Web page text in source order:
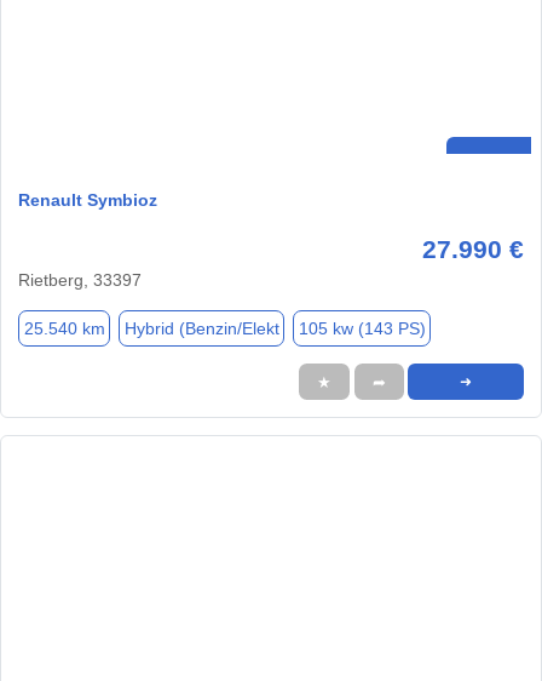
Renault Symbioz
27.990 €
Rietberg, 33397
25.540 km Hybrid (Benzin/Elekt 105 kw (143 PS)
★ ➦ ➜